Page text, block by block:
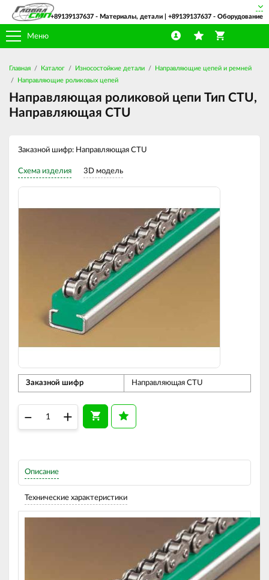
Меню
+89139137637 - Материалы, детали | +89139137637 - Оборудование
Главная Каталог Износостойкие детали
Направляющие цепей и ремней
Направляющие роликовых цепей
Направляющая роликовой цепи Тип CTU,
Направляющая CTU
Заказной шифр: Направляющая CTU
Схема изделия 3D модель
Заказной шифр Направляющая CTU
– +
Описание
Технические характеристики